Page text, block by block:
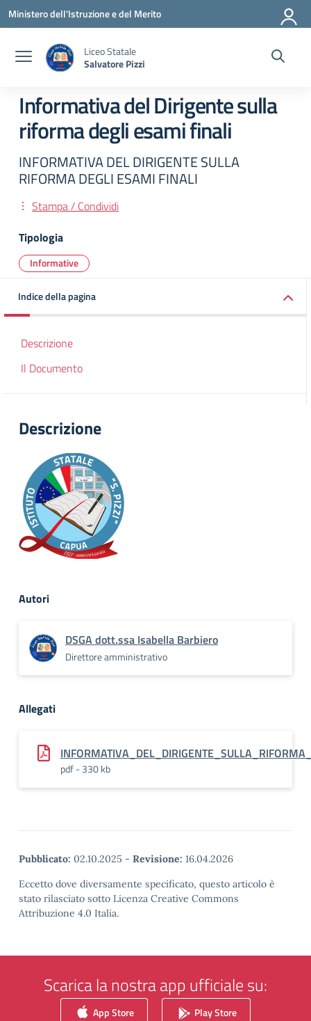
Vai ai contenuti
Vai al menu di navigazione
Vai al footer
Ministero dell'Istruzione e del Merito
Liceo Statale
Salvatore Pizzi
Informativa del Dirigente sulla
riforma degli esami finali
INFORMATIVA DEL DIRIGENTE SULLA
RIFORMA DEGLI ESAMI FINALI
Stampa / Condividi
Tipologia
Informative
Indice della pagina
Descrizione
Il Documento
Descrizione
Autori
DSGA dott.ssa Isabella Barbiero
Direttore amministrativo
Allegati
pdf - 330 kb
Pubblicato: 02.10.2025 - Revisione: 16.04.2026
Eccetto dove diversamente specificato, questo articolo è
stato rilasciato sotto Licenza Creative Commons
Attribuzione 4.0 Italia.
Scarica la nostra app ufficiale su:
App Store Play Store